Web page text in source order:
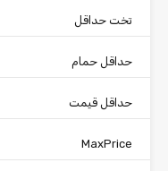
تخت حداقل
حداقل حمام
حداقل قیمت
MaxPrice